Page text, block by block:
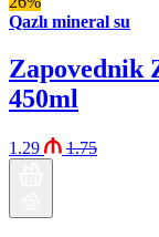
Qazlı mineral su
Zapovednik
450ml
1.29 1.75